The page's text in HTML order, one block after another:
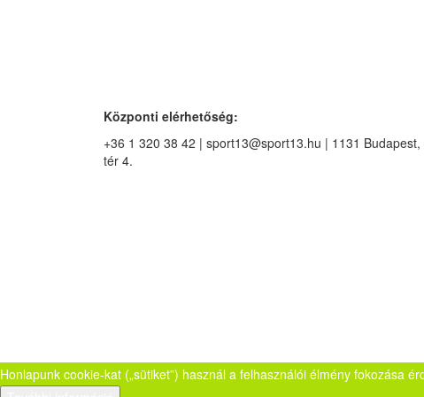
Központi elérhetőség:
+36 1 320 38 42 | sport13@sport13.hu | 1131
tér 4.
Honlapunk cookie-kat („sütiket”) használ a felhasználói élmény fokozása